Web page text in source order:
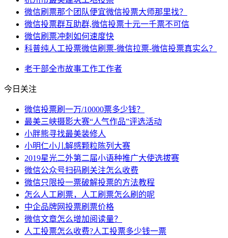
微信刷票那个团队便宜微信投票大师那里找？
微信投票群互助群,微信投票十元一千票不可信
微信刷票冲刺如何速度快
科普纯人工投票微信刷票-微信拉票-微信投票真实么？
老干部全市故事工作工作者
今日关注
微信投票刷一万/10000票多少钱？
最美三峡摄影大赛“人气作品”评选活动
小胖熊寻找最美装修人
小明仁小儿解感颗粒陈列大赛
2019星光二外第二届小语种推广大使选拔赛
微信公众号扫码刷关注怎么收费
微信只限投一票破解投票的方法教程
怎么人工刷票，人工刷票怎么刷的呢
中企品牌网投票刷票价格
微信文章怎么增加阅读量？
人工投票怎么收费?人工投票多少钱一票